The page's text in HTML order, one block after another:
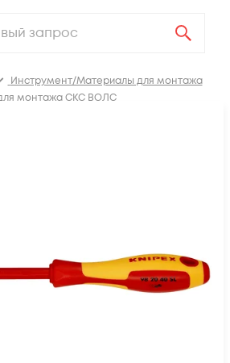
Инструмент/Материалы для монтажа
монтажа СКС ВОЛС